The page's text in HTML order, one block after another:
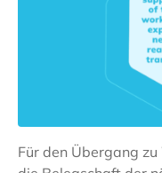
Für den Übergang